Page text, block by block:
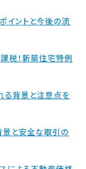
イントと今後の流
税！新築住宅特例
る背景と注意点を
景と安全な取引の